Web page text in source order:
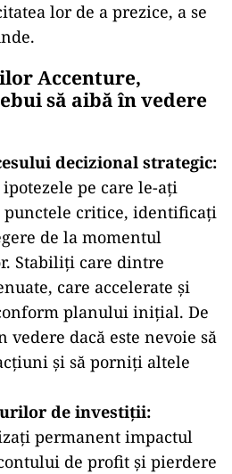
lor de a prezice, a se
Accenture,
să aibă în vedere
decizional strategic:
pe care le-ați
critice, identificați
de la momentul
Stabiliți care dintre
care accelerate și
planului inițial. De
vedere dacă este nevoie să
și să porniți altele
de investiții:
permanent impactul
de profit și pierdere